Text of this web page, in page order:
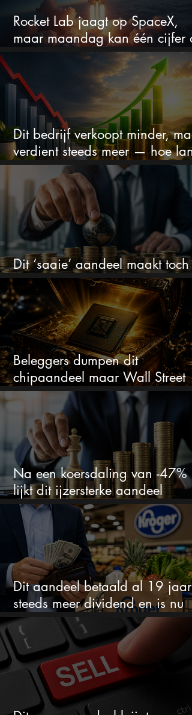
Rocket Lab jaagt op SpaceX,
maar maandag kan één cijfer
droom doorprikken?
Dit bedrijf verkoopt minder,
verdient steeds meer — hoe
kan dit sprookje doorgaan?
Dit ‘saaie’ aandeel maakt toch
bizar veel winst
Beleggers dumpen dit
chipaandeel maar Wall Street
ziet een zeldzame koopkans
Na een koersdaling van -47%
lijkt dit ijzersterke aandeel
aantrekkelijker dan ooit
Dit aandeel betaald al 19 jaar
steeds meer dividend en is nu
goedkoop